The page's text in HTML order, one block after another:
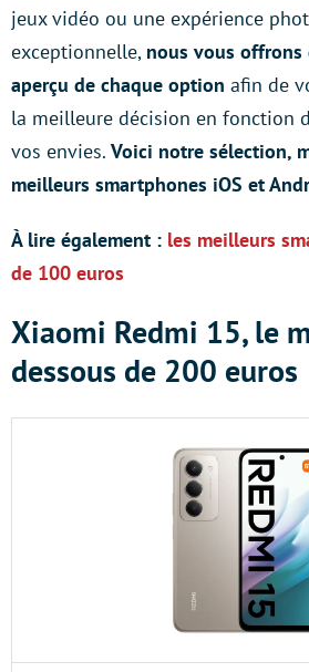
jeux vidéo ou une expérience
exceptionnelle, nous vous offrons
aperçu de chaque option afin de
la meilleure décision en fonction
vos envies. Voici notre sélection,
meilleurs smartphones iOS et
À lire également : les meilleurs
de 100 euros
Xiaomi Redmi 15, le
dessous de 200 euros